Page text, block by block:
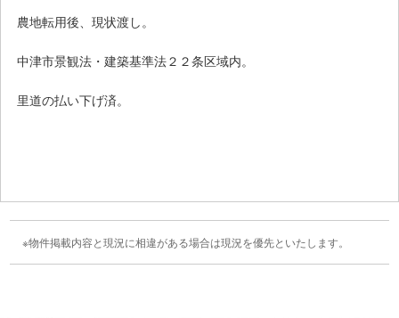
農地転用後、現状渡し。
中津市景観法・建築基準法２２条区域内。
里道の払い下げ済。
物件掲載内容と現況に相違がある場合は現況を優先といたします。